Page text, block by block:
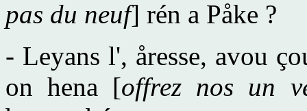
pas du neuf] rén a Påke ?
- Leyans l', åresse, avou
on hena [offrez nos un